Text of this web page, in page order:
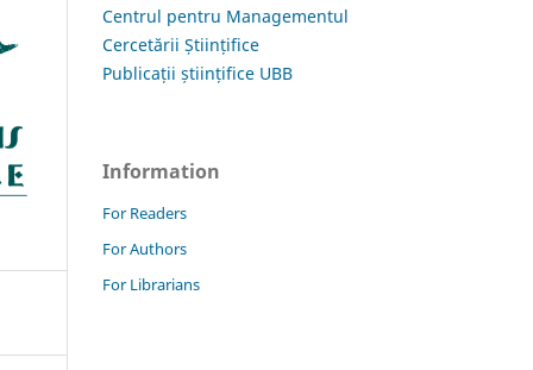
Centrul pentru Managementul
Cercetării Științifice
Publicații științifice UBB
Information
For Readers
For Authors
For Librarians